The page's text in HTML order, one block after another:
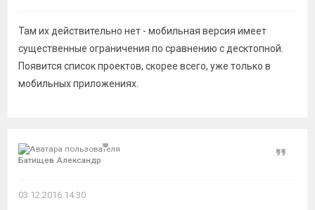
Там их действительно нет - мобильная версия имеет
существенные ограничения по сравнению с десктопной.
Появится список проектов, скорее всего, уже только в
мобильных приложениях.
Батищев Александр
Цитата
03.12.2016 14:30